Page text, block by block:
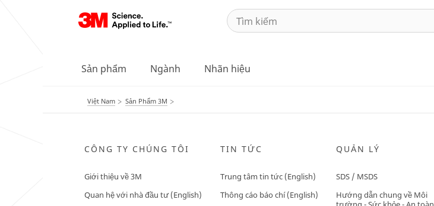
Sản phẩm Ngành Nhãn hiệu
Việt Nam Sản Phẩm 3M
CÔNG TY CHÚNG TÔI
Giới thiệu về 3M
Quan hệ với nhà đầu tư (English)
TIN TỨC
Trung tâm tin tức (English)
Thông cáo báo chí (English)
QUẢN LÝ
SDS / MSDS
Hướng dẫn chung về Môi